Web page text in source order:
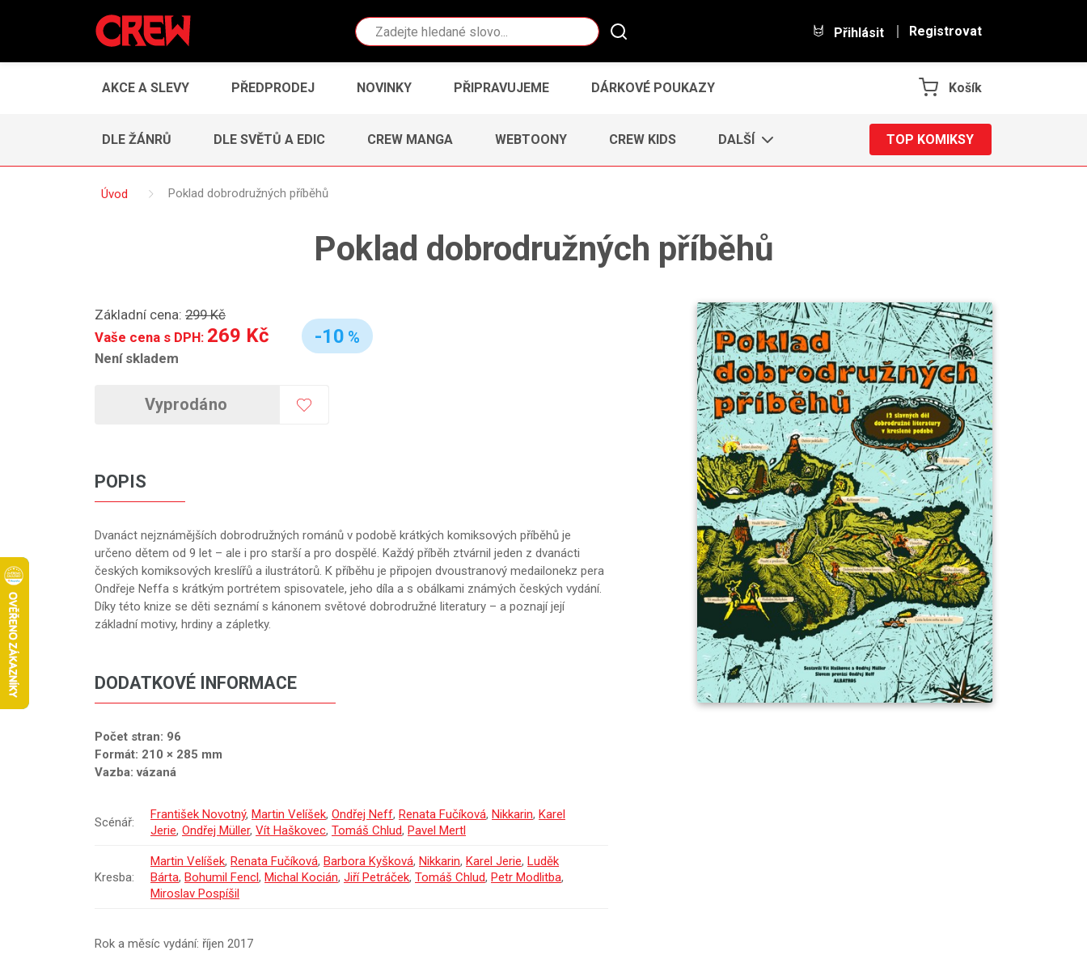
Vyhledávání Přihlásit Registrovat
AKCE A SLEVY PŘEDPRODEJ NOVINKY PŘIPRAVUJEME DÁRKOVÉ POUKAZY Košík
DLE ŽÁNRŮ DLE SVĚTŮ A EDIC CREW MANGA WEBTOONY CREW KIDS DALŠÍ TOP KOMIKSY
Úvod Poklad dobrodružných příběhů
Poklad dobrodružných příběhů
Základní cena: 299 Kč
Vaše cena s DPH: 269 Kč
Není skladem
-10 %
Vyprodáno
POPIS
Dvanáct nejznámějších dobrodružných románů v podobě krátkých komiksových příběhů je
určeno dětem od 9 let – ale i pro starší a pro dospělé. Každý příběh ztvárnil jeden z dvanácti
českých komiksových kreslířů a ilustrátorů. K příběhu je připojen dvoustranový medailonekz pera
Ondřeje Neffa s krátkým portrétem spisovatele, jeho díla a s obálkami známých českých vydání.
Díky této knize se děti seznámí s kánonem světové dobrodružné literatury – a poznají její
základní motivy, hrdiny a zápletky.
DODATKOVÉ INFORMACE
Počet stran: 96
Formát: 210 × 285 mm
Vazba: vázaná
Scénář:
František Novotný, Martin Velíšek, Ondřej Neff, Renata Fučíková, Nikkarin, Karel
Jerie, Ondřej Müller, Vít Haškovec, Tomáš Chlud, Pavel Mertl
Kresba:
Martin Velíšek, Renata Fučíková, Barbora Kyšková, Nikkarin, Karel Jerie, Luděk
Bárta, Bohumil Fencl, Michal Kocián, Jiří Petráček, Tomáš Chlud, Petr Modlitba,
Miroslav Pospíšil
Rok a měsíc vydání: říjen 2017